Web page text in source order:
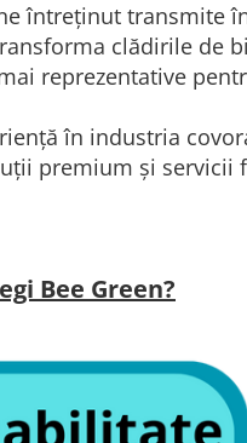
întreținut transmite
clădirile de
reprezentative
în industria
premium și servicii
Bee Green?